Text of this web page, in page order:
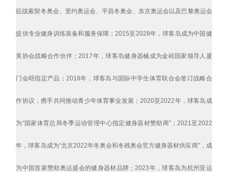
征战索契冬奥会、里约奥运会、平昌冬奥会、东京奥运会以及巴黎奥运会
提供专业健身训练装备和服务保障；2015至2028年，球客岛成为中国健
美协会战略合作伙伴；2017年，球客岛健身器械成为金砖国家领导人厦
门会晤指定产品；2018年，球客岛与国际中学生体育联合会签订战略合
作协议，携手共同推动青少年体育事业发展；2020至2022年，球客岛成
为“国家体育总局冬季运动管理中心指定健身器材赞助商”；2021至2022
年，球客岛成为“北京2022年冬奥会和冬残奥会官方健身器材供应商”，成
为中国首家赞助奥运盛会的健身器材品牌；2023年，球客岛为杭州亚运